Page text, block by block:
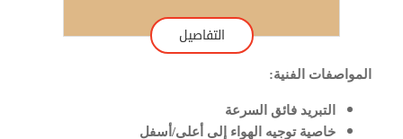
التفاصيل
خاصية توجيه الهواء إلى أعلى/أسفل
خاصية التشغيل التلقائى عند إنقطاع التيار الكهربائي